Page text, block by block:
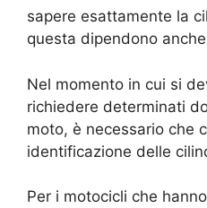
sapere esattamente la
questa dipendono
Nel momento in cui si
richiedere determinati
moto, è necessario che
identificazione delle
Per i motocicli che